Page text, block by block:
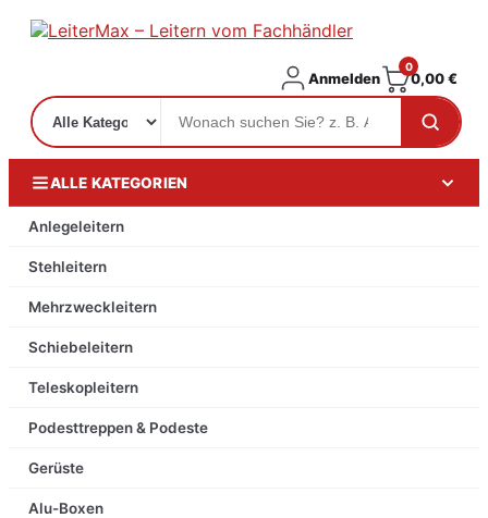
Anmelden
0
0,00€
ALLE KATEGORIEN
Anlegeleitern
Stehleitern
Mehrzweckleitern
Schiebeleitern
Teleskopleitern
Podesttreppen & Podeste
Gerüste
Alu-Boxen